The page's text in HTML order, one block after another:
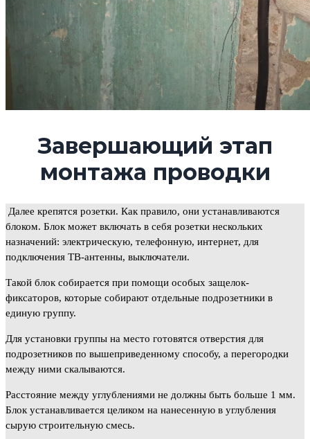
Завершающий этап
монтажа проводки
Далее крепятся розетки. Как правило, они устанавливаются
блоком. Блок может включать в себя розетки нескольких
назначений: электрическую, телефонную, интернет, для
подключения ТВ-антенны, выключатели.
Такой блок собирается при помощи особых защелок-
фиксаторов, которые собирают отдельные подрозетники в
единую группу.
Для установки группы на место готовятся отверстия для
подрозетников по вышеприведенному способу, а перегородки
между ними скалываются.
Расстояние между углублениями не должны быть больше 1 мм.
Блок устанавливается целиком на нанесенную в углубления
сырую строительную смесь.